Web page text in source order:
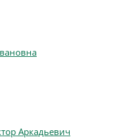
Аркадьевич